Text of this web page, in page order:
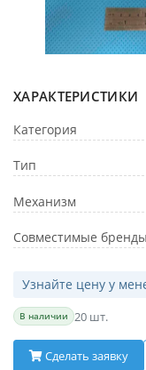
ХАРАКТЕРИСТИКИ
Категория
Тип
Механизм
Совместимые бренды
Узнайте цену у
В наличии 20 шт.
Сделать заявку